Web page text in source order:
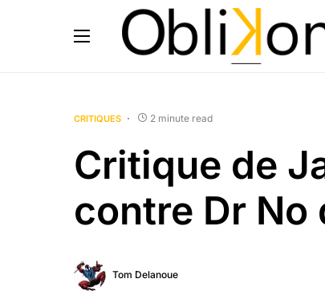
CRITIQUES 2 minute read
Critique de
contre Dr No
Tom Delanoue